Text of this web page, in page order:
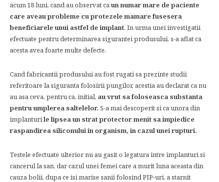
acum 18 luni, cand au observat caun numar mare de paciente
care aveau probleme cu protezele mamare fusesera
beneficiarele unui astfel de implant. In urma unei investigatii
efectuate pentru determinarea sigurantei produsului, s-a aflat ca
acesta avea foarte multe defecte.
Cand fabricantii produsului au fost rugati sa prezinte studii
referitoare la siguranta folosirii pungilor, acestia au declarat ca nu
au asa ceva, pentru ca, initial, au vrut sa foloseasca substanta
pentru umplerea saltelelor. S-a mai descoperit si ca unora din
implanturile lipsea un strat protector menit sa impiedice
raspandirea siliconului in organism, in cazul unei rupturi.
Testele efectuate ulterior nu au gasit o legatura intre implanturi si
cancerul la san, dar cazul unei femei care a murit luna aceasta din
cauza bolii, dupa ce isi marise sanii folosind PIP-uri, a starnit